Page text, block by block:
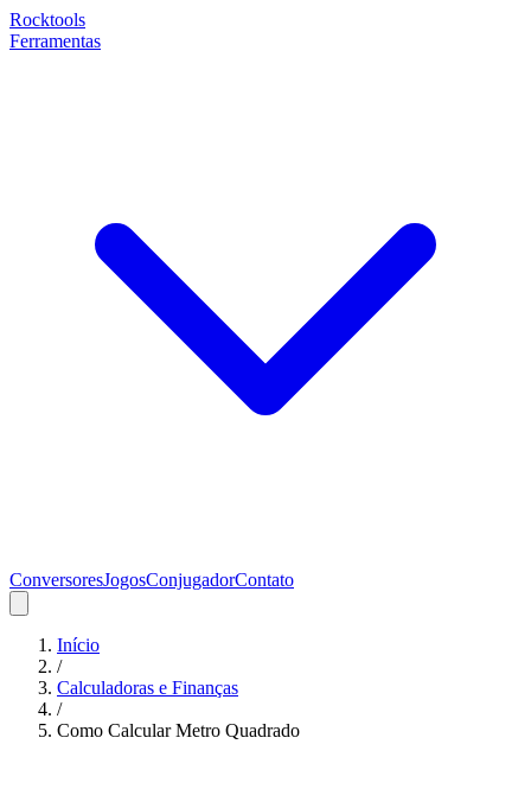
Rocktools
Ferramentas
ConversoresJogosConjugadorContato
Início
/
Calculadoras e Finanças
/
Como Calcular Metro Quadrado